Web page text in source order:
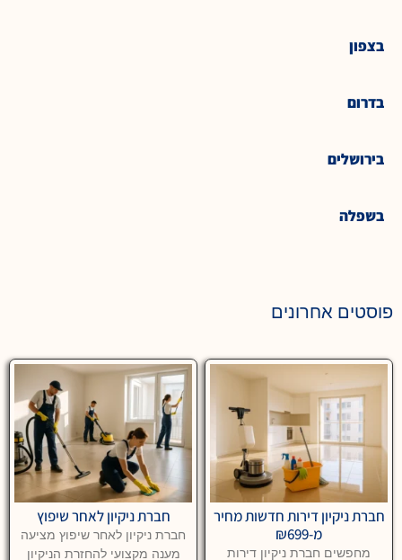
בצפון
בדרום
בירושלים
בשפלה
פוסטים אחרונים
חברת ניקיון דירות חדשות מחיר
מ-₪699
מחפשים חברת ניקיון דירות
חברת ניקיון לאחר שיפוץ
חברת ניקיון לאחר שיפוץ מציעה
מענה מקצועי להחזרת הניקיון